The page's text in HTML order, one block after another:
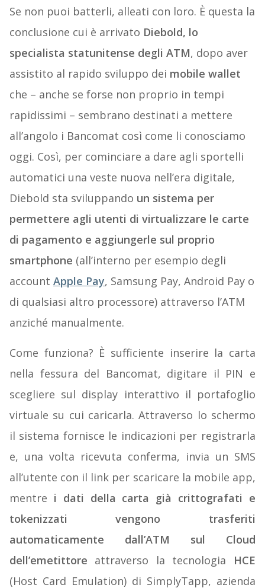
Se non puoi batterli, alleati con loro. È questa la
conclusione cui è arrivato Diebold, lo
specialista statunitense degli ATM, dopo aver
assistito al rapido sviluppo dei mobile wallet
che – anche se forse non proprio in tempi
rapidissimi – sembrano destinati a mettere
all’angolo i Bancomat così come li conosciamo
oggi. Così, per cominciare a dare agli sportelli
automatici una veste nuova nell’era digitale,
Diebold sta sviluppando un sistema per
permettere agli utenti di virtualizzare le carte
di pagamento e aggiungerle sul proprio
smartphone (all’interno per esempio degli
account Apple Pay, Samsung Pay, Android Pay o
di qualsiasi altro processore) attraverso l’ATM
anziché manualmente.
Come funziona? È sufficiente inserire la carta
nella fessura del Bancomat, digitare il PIN e
scegliere sul display interattivo il portafoglio
virtuale su cui caricarla. Attraverso lo schermo
il sistema fornisce le indicazioni per registrarla
e, una volta ricevuta conferma, invia un SMS
all’utente con il link per scaricare la mobile app,
mentre i dati della carta già crittografati e
tokenizzati vengono trasferiti
automaticamente dall’ATM sul Cloud
dell’emetittore attraverso la tecnologia HCE
(Host Card Emulation) di SimplyTapp, azienda